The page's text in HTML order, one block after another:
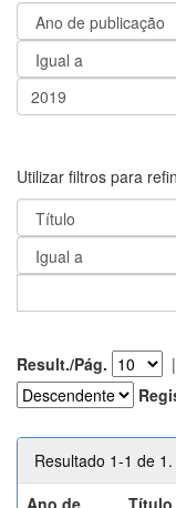
Utilizar filtros para
Result./Pág. |
Resultado 1-1 de 1.
Ano de
Título